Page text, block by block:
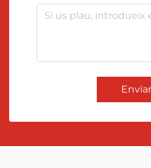
Enviar